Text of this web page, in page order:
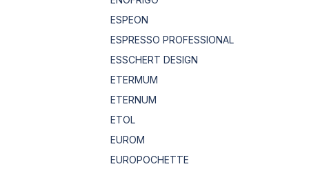
ESPEON
ESPRESSO PROFESSIONAL
ESSCHERT DESIGN
ETERMUM
ETERNUM
ETOL
EUROM
EUROPOCHETTE